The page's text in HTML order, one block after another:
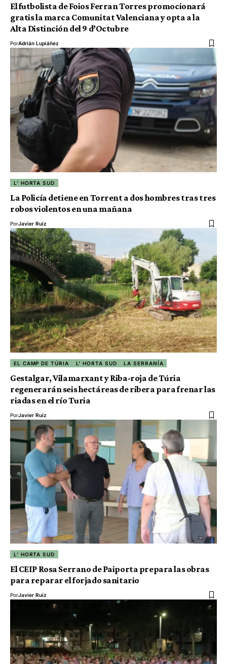
El futbolista de Foios Ferran Torres promocionará
gratis la marca Comunitat Valenciana y opta a la
Alta Distinción del 9 d’Octubre
PorAdrián Lupiáñez
L' HORTA SUD
La Policía detiene en Torrent a dos hombres tras tres
robos violentos en una mañana
PorJavier Ruiz
EL CAMP DE TÚRIA L' HORTA SUD LA SERRANÍA
Gestalgar, Vilamarxant y Riba-roja de Túria
regenerarán seis hectáreas de ribera para frenar las
riadas en el río Turia
PorJavier Ruiz
L' HORTA SUD
El CEIP Rosa Serrano de Paiporta prepara las obras
para reparar el forjado sanitario
PorJavier Ruiz